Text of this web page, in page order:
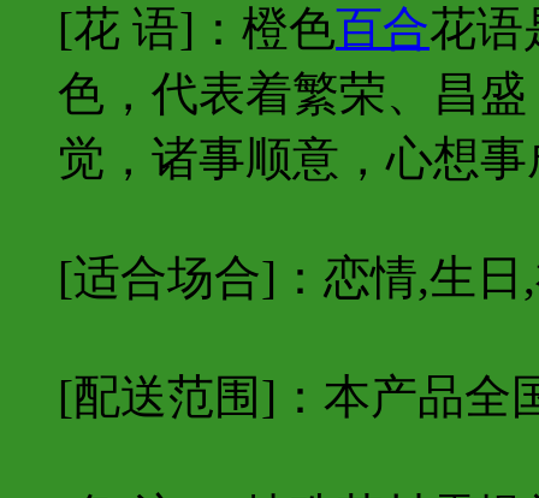
[花 语]： 橙色百合花语
色，代表着繁荣、昌
觉，诸事顺意，心想事
[适合场合]：恋情,生日
[配送范围]：本产品全